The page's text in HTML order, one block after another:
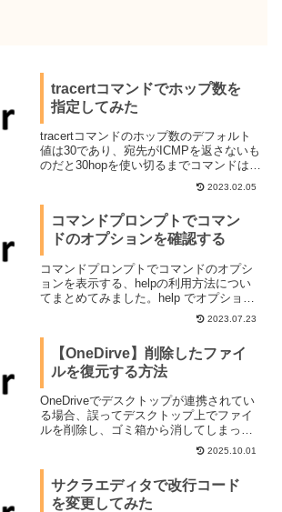
tracertコマンドでホップ数を
指定してみた
tracertコマンドのホップ数のデフォルト
値は30であり、宛先がICMPを返さないも
のだと30hopを使い切るまでコマンドは終
わらないので時間がかかります。「Ctrl」
＋「C」で強制終了可能ですが、そもそも
ホップ数が指定できればいいのにな...
2023.02.05
コマンドプロンプトでコマン
ドのオプションを確認する
コマンドプロンプトでコマンドのオプシ
ョンを表示する、helpの利用方法につい
てまとめてみました。help でオプション
を表示可能ヘルプの表示には コマンドを
利用します。コマンドプロンプトでは引
数としてではなくコマンドとして用意さ
れています。...
2023.07.23
【OneDirve】削除したファイ
ルを復元する方法
OneDriveでデスクトップが連携されてい
る場合、誤ってデスクトップ上でファイ
ルを削除し、ゴミ箱から消してしまって
も復旧できることがあります。OneDirve
連携先のSharePointのゴミ箱に残ってい
る可能性があるからです。今回はその手
順をまとめてみました。
2025.10.01
サクラエディタで改行コード
を変更してみた